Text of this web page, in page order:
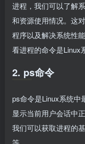
进程，我们可以了解
和资源使用情况。这
程序以及解决系统性
看进程的命令是Linux
2. ps命令
ps命令是Linux系统中
显示当前用户会话中
我们可以获取进程的